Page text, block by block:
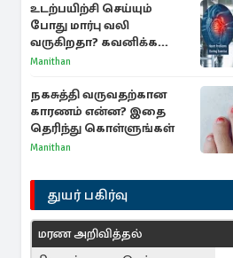
உடற்பயிற்சி செய்யும்
போது மார்பு வலி
வருகிறதா? கவனிக்க
வேண்டிய எச்சரிக்கை
Manithan
நகசுத்தி வருவதற்கான
காரணம் என்ன? இதை
தெரிந்து கொள்ளுங்கள்
Manithan
துயர் பகிர்வு
மரண அறிவித்தல்